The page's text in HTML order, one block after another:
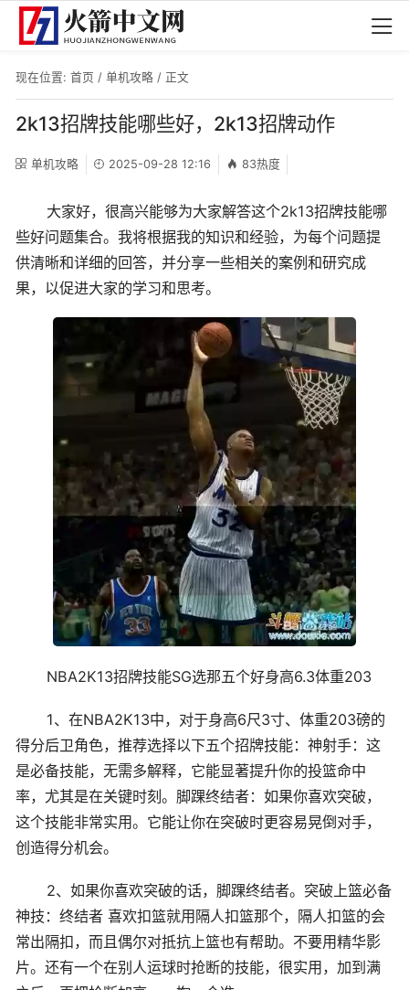
现在位置: 首页 / 单机攻略 / 正文
2k13招牌技能哪些好，2k13招牌动作
单机攻略 2025-09-28 12:16 83热度
大家好，很高兴能够为大家解答这个2k13招牌技能哪
些好问题集合。我将根据我的知识和经验，为每个问题提
供清晰和详细的回答，并分享一些相关的案例和研究成
果，以促进大家的学习和思考。
NBA2K13招牌技能SG选那五个好身高6.3体重203
1、在NBA2K13中，对于身高6尺3寸、体重203磅的
得分后卫角色，推荐选择以下五个招牌技能：神射手：这
是必备技能，无需多解释，它能显著提升你的投篮命中
率，尤其是在关键时刻。脚踝终结者：如果你喜欢突破，
这个技能非常实用。它能让你在突破时更容易晃倒对手，
创造得分机会。
2、如果你喜欢突破的话，脚踝终结者。突破上篮必备
神技：终结者 喜欢扣篮就用隔人扣篮那个，隔人扣篮的会
常出隔扣，而且偶尔对抵抗上篮也有帮助。不要用精华影
片。还有一个在别人运球时抢断的技能，很实用，加到满